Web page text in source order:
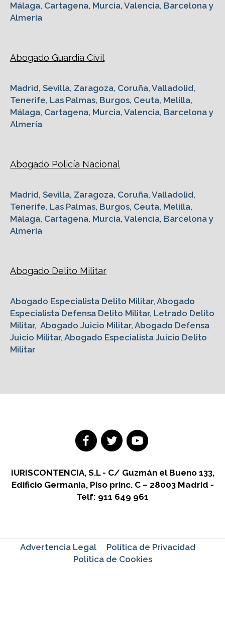
Málaga, Cartagena, Murcia, Valencia, Barcelona y
Almería
Abogado Guardia Civil
Madrid, Sevilla, Zaragoza, Coruña, Valladolid,
Tenerife, Las Palmas, Burgos, Ceuta, Melilla,
Málaga, Cartagena, Murcia, Valencia, Barcelona y
Almería
Abogado Policía Nacional
Madrid, Sevilla, Zaragoza, Coruña, Valladolid,
Tenerife, Las Palmas, Burgos, Ceuta, Melilla,
Málaga, Cartagena, Murcia, Valencia, Barcelona y
Almería
Abogado Delito Militar
Abogado Especialista Delito Militar, Abogado
Especialista Defensa Delito Militar, Letrado Delito
Militar, Abogado Juicio Militar, Abogado Defensa
Juicio Militar, Abogado Especialista Juicio Delito
Militar
IURISCONTENCIA, S.L - C/ Guzmán el Bueno 133,
Edificio Germania, Piso princ. C – 28003 Madrid -
Telf: 911 649 961
Advertencia Legal
Política de Privacidad
Política de Cookies